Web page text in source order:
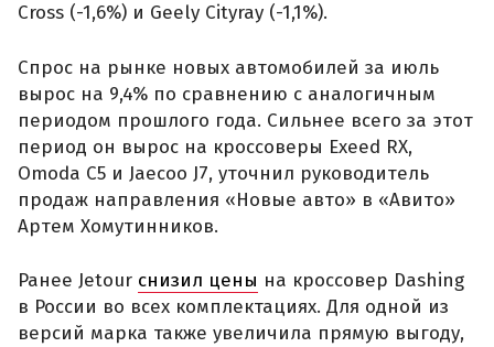
Cross (-1,6%) и Geely Cityray (-1,1%).
Спрос на рынке новых автомобилей за июль
вырос на 9,4% по сравнению с аналогичным
периодом прошлого года. Сильнее всего за этот
период он вырос на кроссоверы Exeed RX,
Omoda C5 и Jaecoo J7, уточнил руководитель
продаж направления «Новые авто» в «Авито»
Артем Хомутинников.
Ранее Jetour снизил цены на кроссовер Dashing
в России во всех комплектациях. Для одной из
версий марка также увеличила прямую выгоду,